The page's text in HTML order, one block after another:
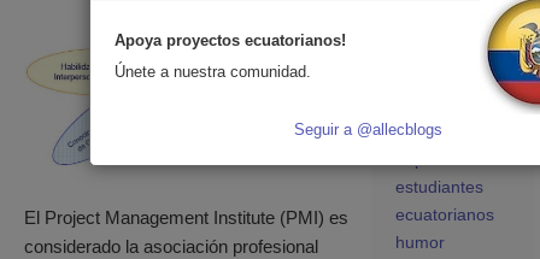
El Project Management Institute (PMI) es
considerado la asociación profesional
Ecuador
Ecuatorianos
ecuatorianos en
educación
estudiantes
ecuatorianos
humor
Apoya proyectos ecuatorianos!
Únete a nuestra comunidad.
Seguir a @allecblogs